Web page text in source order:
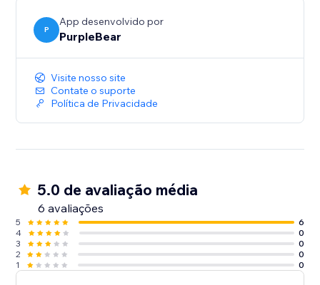
P
App desenvolvido por
PurpleBear
Visite nosso site
Contate o suporte
Política de Privacidade
5.0 de avaliação média
6 avaliações
5
6
4
0
3
0
2
0
1
0